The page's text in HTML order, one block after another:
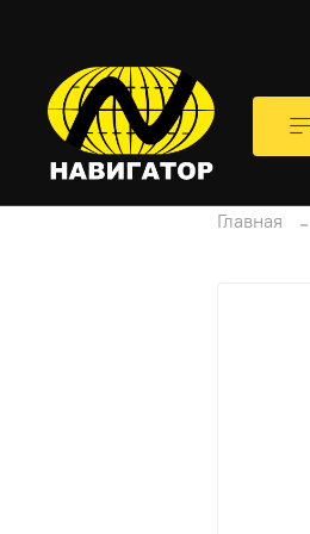
Главная